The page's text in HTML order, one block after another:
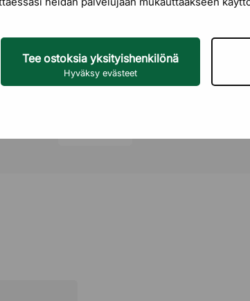
Tee ostoksia yksityishenkilönä
Hyväksy evästeet